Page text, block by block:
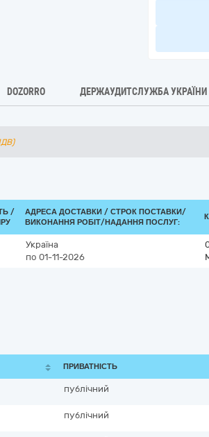
DOZORRO ДЕРЖАУДИТСЛУЖБА УКРАЇНИ
/
АДРЕСА ДОСТАВКИ / СТРОК ПОСТАВКИ/
ВИКОНАННЯ РОБІТ/НАДАННЯ ПОСЛУГ:
Україна
по 01-11-2026
ПРИВАТНІСТЬ
публічний
публічний